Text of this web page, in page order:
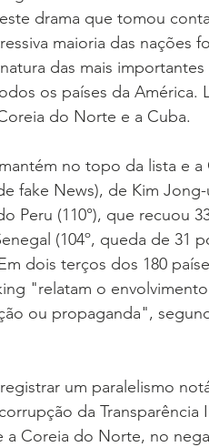
drama que tomou
maioria das
das mais
os países da
do Norte e a Cuba.
no topo da lista e
fake News), de Kim
Peru (110°), que recuou
(104º, queda de 31
dois terços dos 180
"relatam o
ou propaganda",
um paralelismo
da
Coreia do Norte, no